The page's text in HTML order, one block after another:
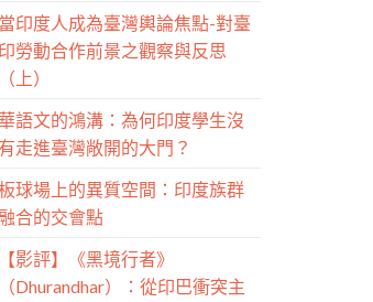
當印度人成為臺灣輿論焦點-對臺
印勞動合作前景之觀察與反思
（上）
語文的鴻溝：為何印度學生沒
有走進臺灣敞開的大門？
球場上的異質空間：印度族群
合的交會點
【影評】《黑境行者》
（Dhurandhar）：從印巴衝突主